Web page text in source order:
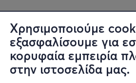
Χρησιμοποιούμε
εξασφαλίσουμε για
κορυφαία εμπειρία
στην ιστοσελίδα μας.